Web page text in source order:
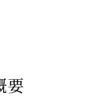
要